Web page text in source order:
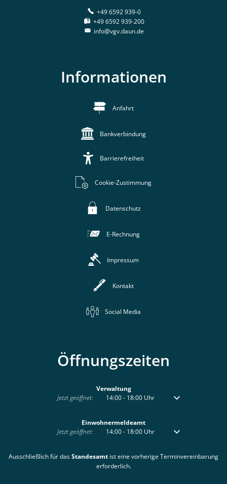
+49 6592 939-0
+49 6592 939-200
info@vgv.daun.de
Informationen
Anfahrt
Bankverbindung
Barrierefreiheit
Cookie-Zustimmung
Datenschutz
E-Rechnung
Impressum
Kontakt
Social Media
Öffnungszeiten
Verwaltung
Klicken, um weitere Öffnungs- oder Schließzeiten auszublenden
Jetzt geöffnet: 14:00- 18:00Uhr Von 14:00 bis 18:00
Einwohnermeldeamt
Klicken, um weitere Öffnungs- oder Schließzeiten auszublenden
Jetzt geöffnet: 14:00- 18:00Uhr Von 14:00 bis 18:00
Ausschließlich für dasStandesamt ist eine vorherige Terminvereinbarung
erforderlich.